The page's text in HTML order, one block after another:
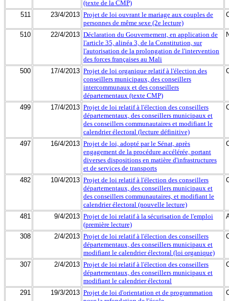
(texte de la CMP)
511 23/4/2013 Projet de loi ouvrant le mariage aux couples de
personnes de même sexe (2e lecture)
510 22/4/2013 Déclaration du Gouvernement, en application de
l'article 35, alinéa 3, de la Constitution, sur
l'autorisation de la prolongation de l'intervention
des forces françaises au Mali
500 17/4/2013 Projet de loi organique relatif à l'élection des
conseillers municipaux, des conseillers
intercommunaux et des conseillers
départementaux (texte CMP)
499 17/4/2013 Projet de loi relatif à l'élection des conseillers
départementaux, des conseillers municipaux et
des conseillers communautaires et modifiant le
calendrier électoral (lecture définitive)
497 16/4/2013 Projet de loi, adopté par le Sénat, après
engagement de la procédure accélérée, portant
diverses dispositions en matière d'infrastructures
et de services de transports
482 10/4/2013 Projet de loi relatif à l'élection des conseillers
départementaux, des conseillers municipaux et
des conseillers communautaires, et modifiant le
calendrier électoral (nouvelle lecture)
481 9/4/2013 Projet de loi relatif à la sécurisation de l'emploi
(première lecture)
308 2/4/2013 Projet de loi relatif à l'élection des conseillers
départementaux, des conseillers municipaux et
modifiant le calendrier électoral (loi organique)
307 2/4/2013 Projet de loi relatif à l'élection des conseillers
départementaux, des conseillers municipaux et
modifiant le calendrier électoral
291 19/3/2013 Projet de loi d'orientation et de programmation